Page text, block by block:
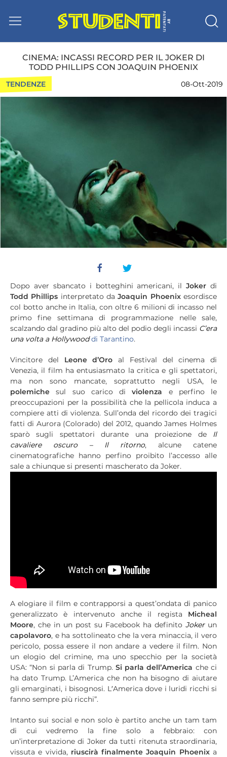
CINEMA: INCASSI RECORD PER IL JOKER DI
TODD PHILLIPS CON JOAQUIN PHOENIX
TENDENZE 08-Ott-2019
Dopo aver sbancato i botteghini americani, ilJoker di
Todd Phillips interpretato daJoaquin Phoenixesordisce
col botto anche in Italia, con oltre 6 milioni di incasso nel
primo fine settimana di programmazione nelle sale,
scalzando dal gradino più alto del podio degli incassi C’era
una volta a Hollywooddi Tarantino.
Vincitore del Leone d’Oro al Festival del cinema di
Venezia, il film ha entusiasmato la critica e gli spettatori,
ma non sono mancate, soprattutto negli USA, le
polemichesul suo carico diviolenza e perfino le
preoccupazioni per la possibilità che la pellicola induca a
compiere atti di violenza. Sull’onda del ricordo dei tragici
fatti di Aurora (Colorado) del 2012, quando James Holmes
sparò sugli spettatori durante una proiezione de Il
cavaliere oscuro – Il ritorno, alcune catene
cinematografiche hanno perfino proibito l’accesso alle
sale a chiunque si presenti mascherato da Joker.
A elogiare il film e contrapporsi a quest’ondata di panico
generalizzato è intervenuto anche il regista Micheal
Moore, che in un post su Facebook ha definito Joker un
capolavoro, e ha sottolineato che la vera minaccia, il vero
pericolo, possa essere il non andare a vedere il film. Non
un elogio del crimine, ma uno specchio per la società
USA: “Non si parla di Trump. Si parla dell’America che ci
ha dato Trump. L’America che non ha bisogno di aiutare
gli emarginati, i bisognosi. L′America dove i luridi ricchi si
fanno sempre più ricchi”.
Intanto sui social e non solo è partito anche un tam tam
di cui vedremo la fine solo a febbraio: con
un’interpretazione di Joker da tutti ritenuta straordinaria,
vissuta e vivida, riuscirà finalmente Joaquin Phoenixa